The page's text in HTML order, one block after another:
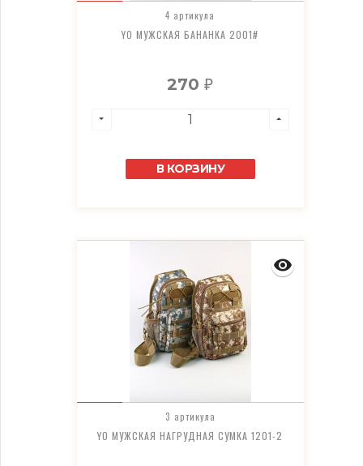
4 артикула
YO МУЖСКАЯ БАНАНКА 2001#
270₽
В КОРЗИНУ
3 артикула
YO МУЖСКАЯ НАГРУДНАЯ СУМКА 1201-2